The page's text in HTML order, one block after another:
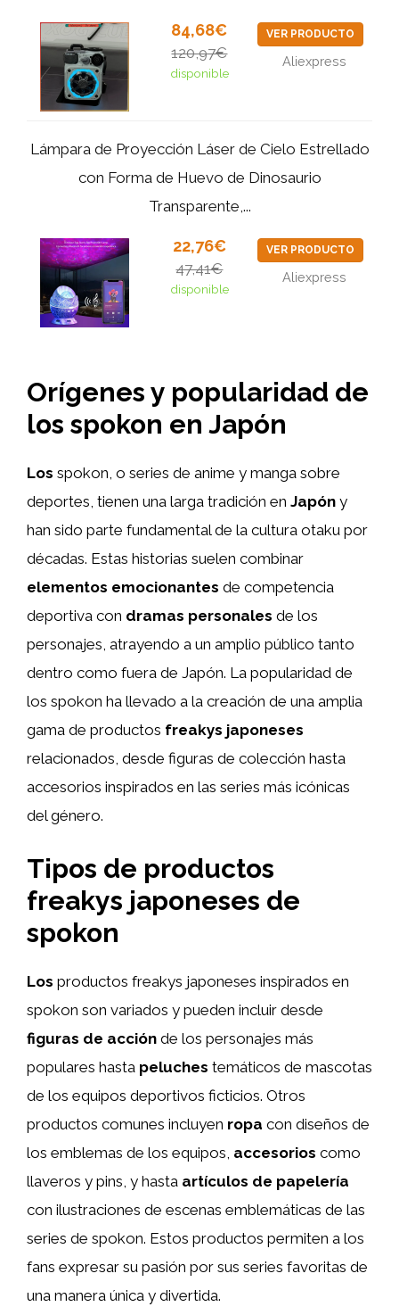
84,68€
120,97€
disponible
VER PRODUCTO
Aliexpress
Lámpara de Proyección Láser de Cielo Estrellado
con Forma de Huevo de Dinosaurio
Transparente,...
22,76€
47,41€
disponible
VER PRODUCTO
Aliexpress
Orígenes y popularidad de
los spokon en Japón
Los spokon, o series de anime y manga sobre
deportes, tienen una larga tradición en Japón y
han sido parte fundamental de la cultura otaku por
décadas. Estas historias suelen combinar
elementos emocionantes de competencia
deportiva con dramas personales de los
personajes, atrayendo a un amplio público tanto
dentro como fuera de Japón. La popularidad de
los spokon ha llevado a la creación de una amplia
gama de productos freakys japoneses
relacionados, desde figuras de colección hasta
accesorios inspirados en las series más icónicas
del género.
Tipos de productos
freakys japoneses de
spokon
Los productos freakys japoneses inspirados en
spokon son variados y pueden incluir desde
figuras de acción de los personajes más
populares hasta peluches temáticos de mascotas
de los equipos deportivos ficticios. Otros
productos comunes incluyen ropa con diseños de
los emblemas de los equipos, accesorios como
llaveros y pins, y hasta artículos de papelería
con ilustraciones de escenas emblemáticas de las
series de spokon. Estos productos permiten a los
fans expresar su pasión por sus series favoritas de
una manera única y divertida.